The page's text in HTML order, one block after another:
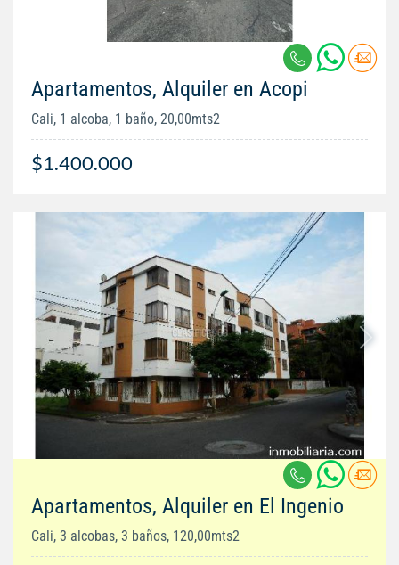
Apartamentos, Alquiler en Acopi
Cali, 1 alcoba, 1 baño, 20,00mts2
$1.400.000
Apartamentos, Alquiler en El Ingenio
Cali, 3 alcobas, 3 baños, 120,00mts2